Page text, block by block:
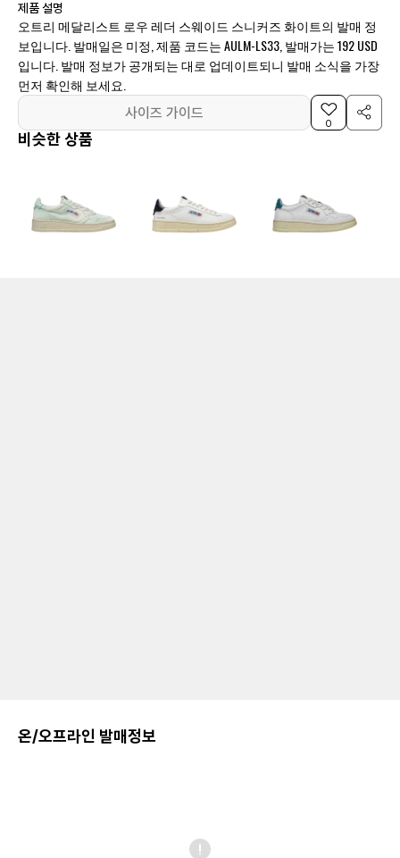
제품 설명
오트리 메달리스트 로우 레더 스웨이드 스니커즈 화이트의 발매 정
보입니다. 발매일은 미정, 제품 코드는 AULM-LS33, 발매가는 192 USD
입니다. 발매 정보가 공개되는 대로 업데이트되니 발매 소식을 가장
먼저 확인해 보세요.
사이즈 가이드
0
비슷한 상품
온/오프라인 발매정보